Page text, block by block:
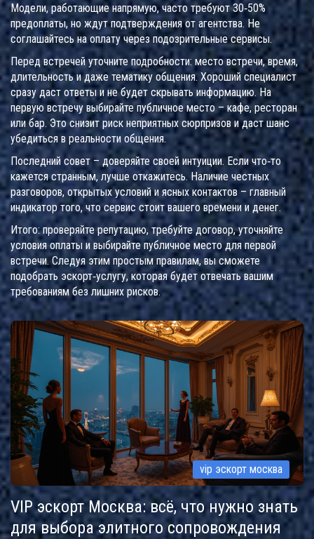
Модели, работающие напрямую, часто требуют 30‑50%
предоплаты, но ждут подтверждения от агентства. Не
соглашайтесь на оплату через подозрительные сервисы.
Перед встречей уточните подробности: место встречи, время,
длительность и даже тематику общения. Хороший специалист
сразу даст ответы и не будет скрывать информацию. На
первую встречу выбирайте публичное место – кафе, ресторан
или бар. Это снизит риск неприятных сюрпризов и даст шанс
убедиться в реальности общения.
Последний совет – доверяйте своей интуиции. Если что‑то
кажется странным, лучше откажитесь. Наличие честных
разговоров, открытых условий и ясных контактов – главный
индикатор того, что сервис стоит вашего времени и денег.
Итого: проверяйте репутацию, требуйте договор, уточняйте
условия оплаты и выбирайте публичное место для первой
встречи. Следуя этим простым правилам, вы сможете
подобрать эскорт‑услугу, которая будет отвечать вашим
требованиям без лишних рисков.
vip эскорт москва
VIP эскорт Москва: всё, что нужно знать
для выбора элитного сопровождения